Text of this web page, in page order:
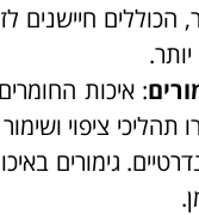
הכוללים
: איכות
תהליכי ציפוי
גימורים